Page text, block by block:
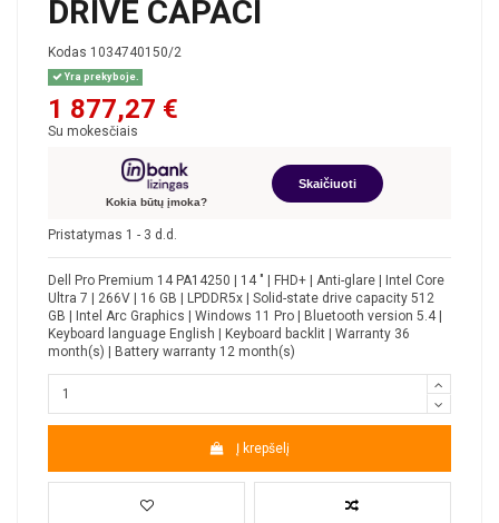
DRIVE CAPACI
Kodas 1034740150/2
Yra prekyboje.
1 877,27 €
Su mokesčiais
Kokia būtų įmoka?
Skaičiuoti
Pristatymas 1 - 3 d.d.
Dell Pro Premium 14 PA14250 | 14 " | FHD+ | Anti-glare | Intel Core
Ultra 7 | 266V | 16 GB | LPDDR5x | Solid-state drive capacity 512
GB | Intel Arc Graphics | Windows 11 Pro | Bluetooth version 5.4 |
Keyboard language English | Keyboard backlit | Warranty 36
month(s) | Battery warranty 12 month(s)
Į krepšelį